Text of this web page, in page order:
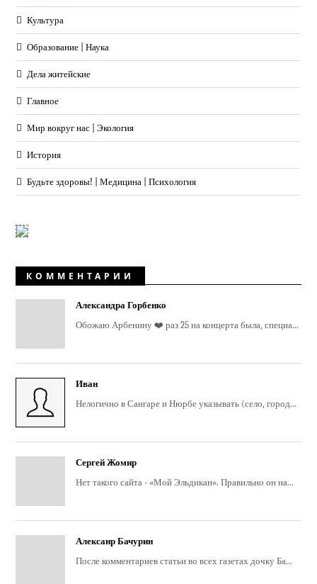
Культура
Образование | Наука
Дела житейские
Главное
Мир вокруг нас | Экология
История
Будьте здоровы! | Медицина | Психология
КОММЕНТАРИИ
Александра Горбенко
Обожаю Арбенину ❤️ раз 25 на концерта была, специа...
Иван
Нелогично в Сангаре и Нюрбе указывать (село, город...
Сергей Жомир
Нет такого сайта - «Мой Эльдикан». Правильно он на...
Алексанр Бачурин
После комментариев статьи во всех газетах дочку Ба...